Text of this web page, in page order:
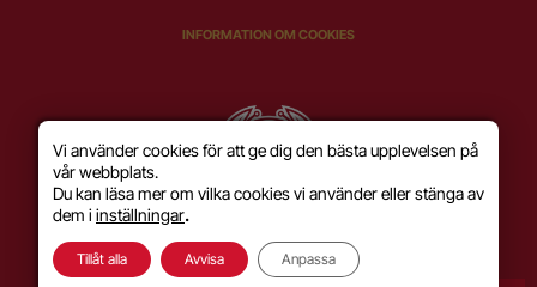
INFORMATION OM COOKIES
Vi använder cookies för att ge dig den bästa upplevelsen på
vår webbplats.
Du kan läsa mer om vilka cookies vi använder eller stänga av
dem i inställningar.
Tillåt alla Avvisa Anpassa